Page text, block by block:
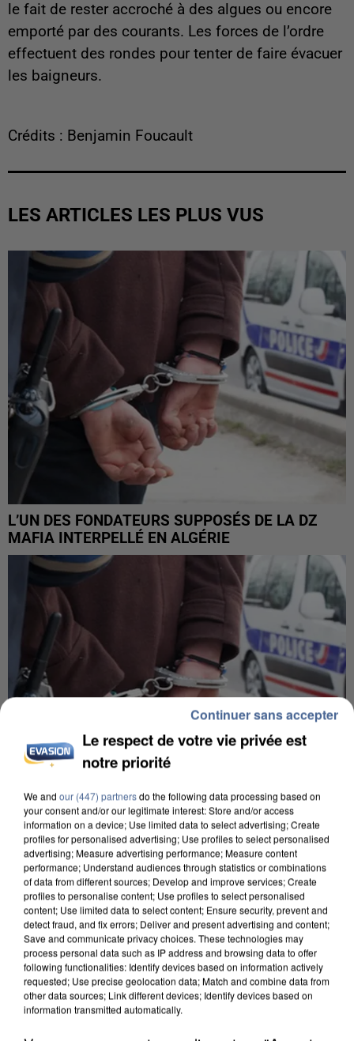
le fait de rester accroché à des algues ou encore
emporté par des courants. Les forces de l’ordre
effectuent des rondes pour tenter de faire évacuer
les baigneurs.
Crédits : Benjamin Foucault
LES ARTICLES LES PLUS VUS
L’UN DES FONDATEURS SUPPOSÉS DE LA DZ
MAFIA INTERPELLÉ EN ALGÉRIE
UN SECOND CADRE DE LA DZ MAFIA
INTERPELLÉ EN ALGÉRIE
Le respect de votre vie privée est
notre priorité
We and our (447) partnersdo the following data processing based on
your consent and/or our legitimate interest: Store and/or access
information on a device; Use limited data to select advertising; Create
profiles for personalised advertising; Use profiles to select personalised
advertising; Measure advertising performance; Measure content
performance; Understand audiences through statistics or combinations
of data from different sources; Develop and improve services; Create
profiles to personalise content; Use profiles to select personalised
content; Use limited data to select content; Ensure security, prevent and
detect fraud, and fix errors; Deliver and present advertising and content;
Save and communicate privacy choices. These technologies may
process personal data such as IP address and browsing data to offer
following functionalities: Identify devices based on information actively
requested; Use precise geolocation data; Match and combine data from
other data sources; Link different devices; Identify devices based on
information transmitted automatically.
Continuer sans accepter